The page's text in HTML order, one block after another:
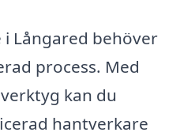
Långared behöver
process. Med
kan du
hantverkare